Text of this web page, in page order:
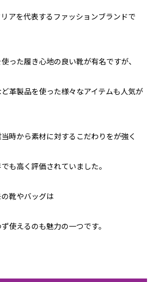
アを代表するファッションブランドで
った履き心地の良い靴が有名ですが、
革製品を使った様々なアイテムも人気が
時から素材に対するこだわりをが強く
も高く評価されていました。
靴やバッグは
使えるのも魅力の一つです。